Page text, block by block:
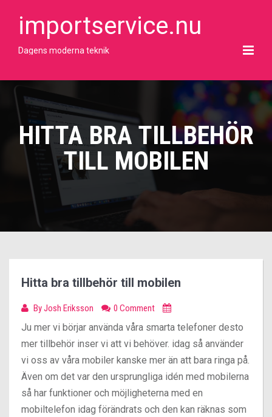
contentimportservice.nu
Dagens moderna teknik
HITTA BRA TILLBEHÖR
TILL MOBILEN
Hitta bra tillbehör till mobilen
ByJosh Eriksson 0 Comment
Ju mer vi börjar använda våra smarta telefoner desto
mer tillbehör inser vi att vi behöver. idag så använder
vi oss av våra mobiler kanske mer än att bara ringa på.
Även om det var den ursprungliga idén med mobilerna
så har funktioner och möjligheterna med en
mobiltelefon idag förändrats och den kan räknas som